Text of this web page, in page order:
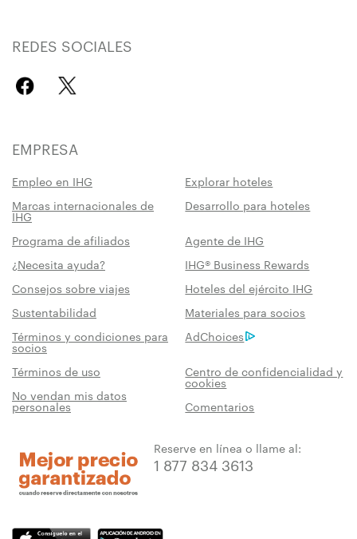
REDES SOCIALES
EMPRESA
Empleo en IHG
Explorar hoteles
Marcas internacionales de
IHG
Desarrollo para hoteles
Programa de afiliados
Agente de IHG
¿Necesita ayuda?
IHG® Business Rewards
Consejos sobre viajes
Hoteles del ejército IHG
Sustentabilidad
Materiales para socios
Términos y condiciones para
socios
AdChoices
Términos de uso Centro de confidencialidad y
cookies
No vendan mis datos
personales Comentarios
Reserve en línea o llame al:
1 877 834 3613